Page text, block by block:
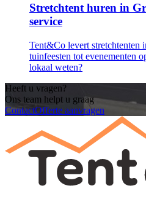
Stretchtent huren in
service
Tent&Co levert stretchtenten
tuinfeesten tot evenementen
lokaal weten?
Heeft u vragen?
Ons team helpt u graag
ContactOfferte aanvragen